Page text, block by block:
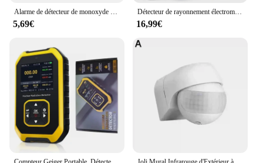
Alarme de détecteur de monoxyde de carbone, capteur photoélectrique, son de l'iode 85dB, affichage numérique LCD, maison intérieure, sirène d'empoisonnement au CO, nouveau
5,69€
Détecteur de rayonnement électromagnétique EMF01, compteur EMF de haute précision, ondes électromagnétiques domestiques, mesure du rayonnement
16,99€